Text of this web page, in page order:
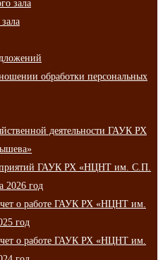
зала
обработки персональных
деятельности ГАУК РХ
ГАУК РХ «НЦНТ им. С.П.
2026 год
о работе ГАУК РХ «НЦНТ им.
год
о работе ГАУК РХ «НЦНТ им.